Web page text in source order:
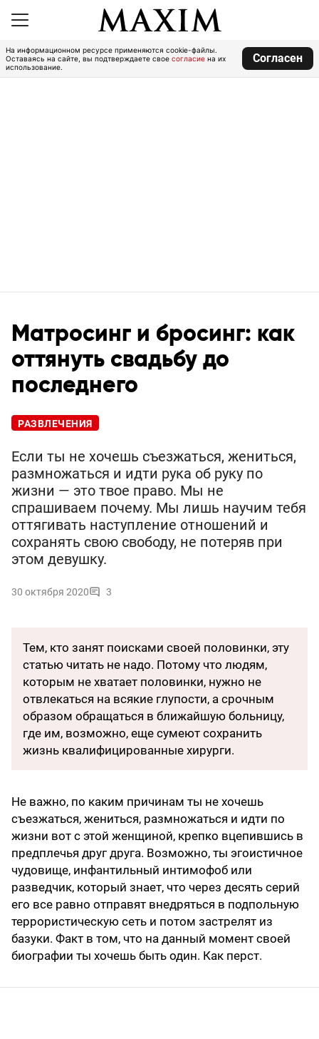
На информационном ресурсе применяются cookie-файлы.
Оставаясь на сайте, вы подтверждаете свое согласие на их
использование.
Согласен
Матросинг и бросинг: как
оттянуть свадьбу до
последнего
РАЗВЛЕЧЕНИЯ
Если ты не хочешь съезжаться, жениться,
размножаться и идти рука об руку по
жизни — это твое право. Мы не
спрашиваем почему. Мы лишь научим тебя
оттягивать наступление отношений и
сохранять свою свободу, не потеряв при
этом девушку.
30 октября 2020 3
Тем, кто занят поисками своей половинки, эту
статью читать не надо. Потому что людям,
которым не хватает половинки, нужно не
отвлекаться на всякие глупости, а срочным
образом обращаться в ближайшую больницу,
где им, возможно, еще сумеют сохранить
жизнь квалифицированные хирурги.
Не важно, по каким причинам ты не хочешь
съезжаться, жениться, размножаться и идти по
жизни вот с этой женщиной, крепко вцепившись в
предплечья друг друга. Возможно, ты эгоистичное
чудовище, инфантильный интимофоб или
разведчик, который знает, что через десять серий
его все равно отправят внедряться в подпольную
террористическую сеть и потом застрелят из
базуки. Факт в том, что на данный момент своей
биографии ты хочешь быть один. Как перст.